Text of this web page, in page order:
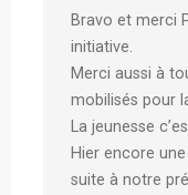
Bravo et merci
initiative.
Merci aussi à
mobilisés pour
La jeunesse
Hier encore
suite à notre